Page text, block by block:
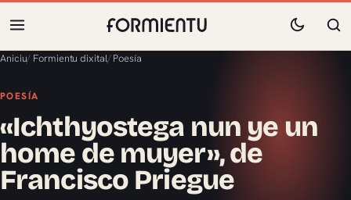
Aniciu/ Formientu dixital/ Poesía
POESÍA
«Ichthyostega nun ye un
home de muyer», de
Francisco Priegue